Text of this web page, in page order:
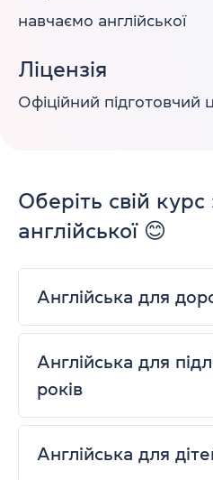
навчаємо англійської
Ліцензія
Офіційний підготовчий
Оберіть свій
англійської 😊
Англійська для
Англійська для
років
Англійська для